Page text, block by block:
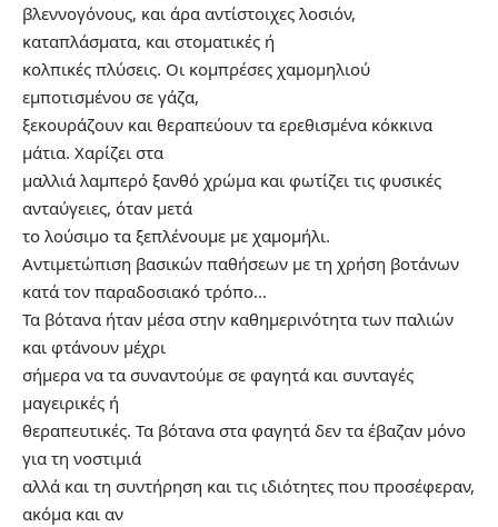
βλεννογόνους, και άρα αντίστοιχες λοσιόν,
καταπλάσματα, και στοματικές ή
κολπικές πλύσεις. Οι κομπρέσες χαμομηλιού
εμποτισμένου σε γάζα,
ξεκουράζουν και θεραπεύουν τα ερεθισμένα κόκκινα
μάτια. Χαρίζει στα
μαλλιά λαμπερό ξανθό χρώμα και φωτίζει τις φυσικές
ανταύγειες, όταν μετά
το λούσιμο τα ξεπλένουμε με χαμομήλι.
Αντιμετώπιση βασικών παθήσεων με τη χρήση βοτάνων
κατά τον παραδοσιακό τρόπο…
Τα βότανα ήταν μέσα στην καθημερινότητα των παλιών
και φτάνουν μέχρι
σήμερα να τα συναντούμε σε φαγητά και συνταγές
μαγειρικές ή
θεραπευτικές. Τα βότανα στα φαγητά δεν τα έβαζαν μόνο
για τη νοστιμιά
αλλά και τη συντήρηση και τις ιδιότητες που προσέφεραν,
ακόμα και αν